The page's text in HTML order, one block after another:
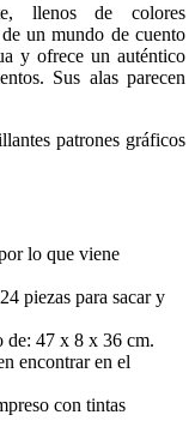
llenos de colores
un mundo de cuento
y ofrece un auténtico
Sus alas parecen
patrones gráficos
lo que viene
piezas para sacar y
de: 47 x 8 x 36 cm.
encontrar en el
con tintas